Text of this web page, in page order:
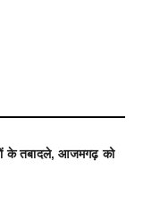
के तबादले, आजमगढ़ को